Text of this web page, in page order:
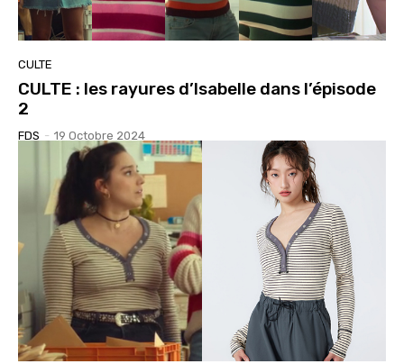
CULTE
CULTE : les rayures d’Isabelle dans l’épisode
2
FDS - 19 Octobre 2024